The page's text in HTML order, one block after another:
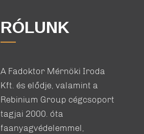
RÓLUNK
A Fadoktor Mérnöki Iroda
Kft. és elődje, valamint a
Rebinium Group cégcsoport
tagjai 2000. óta
faanyagvédelemmel,